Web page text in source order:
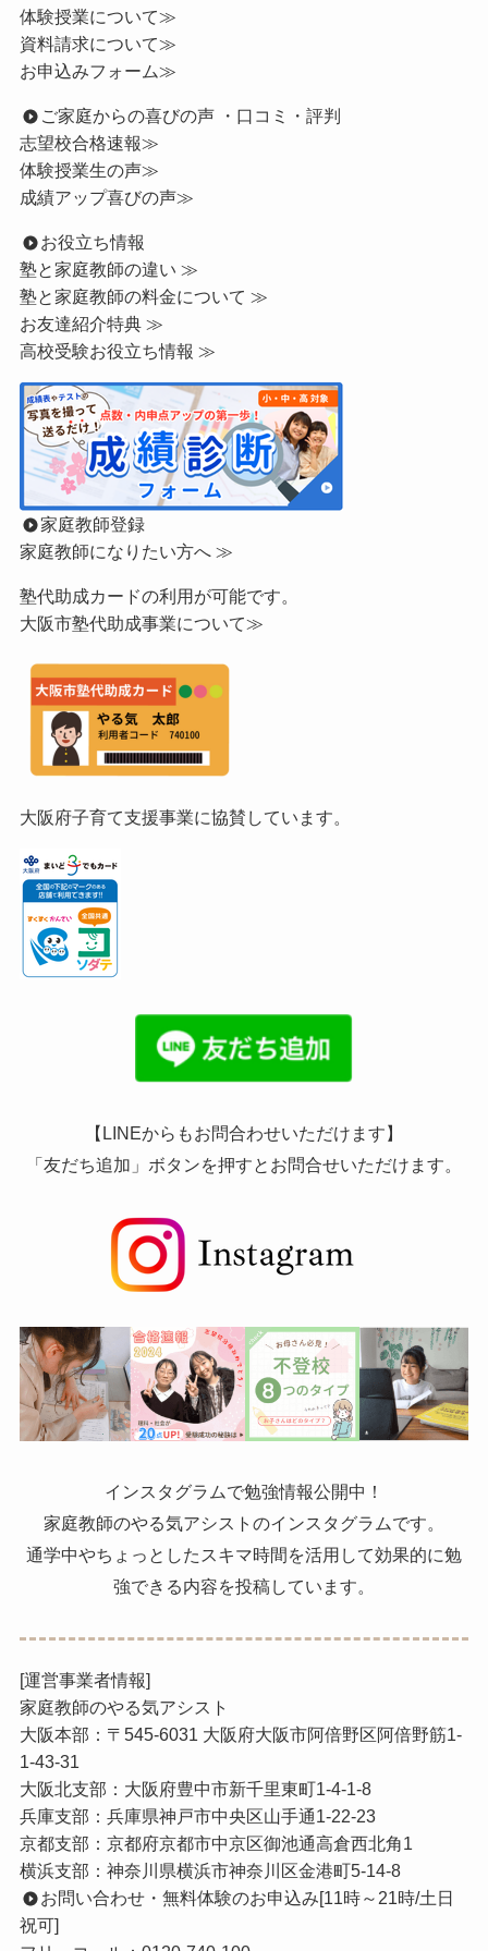
体験授業について≫
資料請求について≫
お申込みフォーム≫
ご家庭からの喜びの声 ・口コミ・評判
志望校合格速報≫
体験授業生の声≫
成績アップ喜びの声≫
お役立ち情報
塾と家庭教師の違い ≫
塾と家庭教師の料金について ≫
お友達紹介特典 ≫
高校受験お役立ち情報 ≫
家庭教師登録
家庭教師になりたい方へ ≫
塾代助成カードの利用が可能です。
大阪市塾代助成事業について≫
大阪府子育て支援事業に協賛しています。
【LINEからもお問合わせいただけます】
「友だち追加」ボタンを押すとお問合せいただけます。
インスタグラムで勉強情報公開中！
家庭教師のやる気アシストのインスタグラムです。
通学中やちょっとしたスキマ時間を活用して効果的に勉
強できる内容を投稿しています。
[運営事業者情報]
家庭教師のやる気アシスト
大阪本部：〒545-6031 大阪府大阪市阿倍野区阿倍野筋1-
1-43-31
大阪北支部：大阪府豊中市新千里東町1-4-1-8
兵庫支部：兵庫県神戸市中央区山手通1-22-23
京都支部：京都府京都市中京区御池通高倉西北角1
横浜支部：神奈川県横浜市神奈川区金港町5-14-8
お問い合わせ・無料体験のお申込み[11時～21時/土日
祝可]